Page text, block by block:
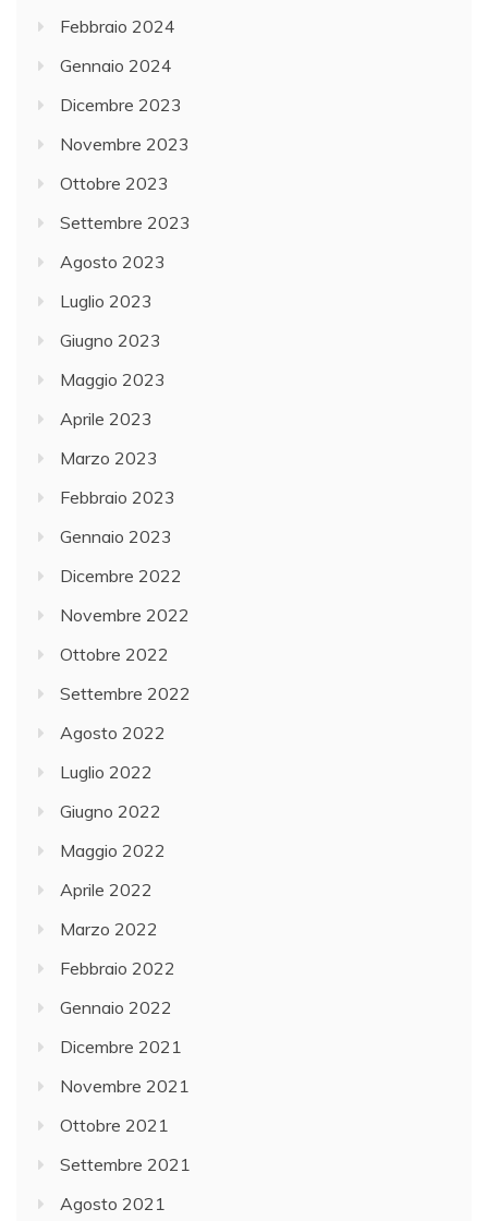
Febbraio 2024
Gennaio 2024
Dicembre 2023
Novembre 2023
Ottobre 2023
Settembre 2023
Agosto 2023
Luglio 2023
Giugno 2023
Maggio 2023
Aprile 2023
Marzo 2023
Febbraio 2023
Gennaio 2023
Dicembre 2022
Novembre 2022
Ottobre 2022
Settembre 2022
Agosto 2022
Luglio 2022
Giugno 2022
Maggio 2022
Aprile 2022
Marzo 2022
Febbraio 2022
Gennaio 2022
Dicembre 2021
Novembre 2021
Ottobre 2021
Settembre 2021
Agosto 2021